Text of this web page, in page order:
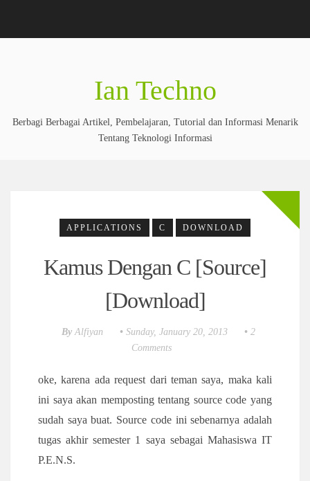
Ian Techno
Berbagi Berbagai Artikel, Pembelajaran, Tutorial dan Informasi Menarik
Tentang Teknologi Informasi
APPLICATIONS C DOWNLOAD
Kamus Dengan C [Source]
[Download]
By Alfiyan • Sunday, January 20, 2013 • 2
Comments
oke, karena ada request dari teman saya, maka kali
ini saya akan memposting tentang source code yang
sudah saya buat. Source code ini sebenarnya adalah
tugas akhir semester 1 saya sebagai Mahasiswa IT
P.E.N.S.